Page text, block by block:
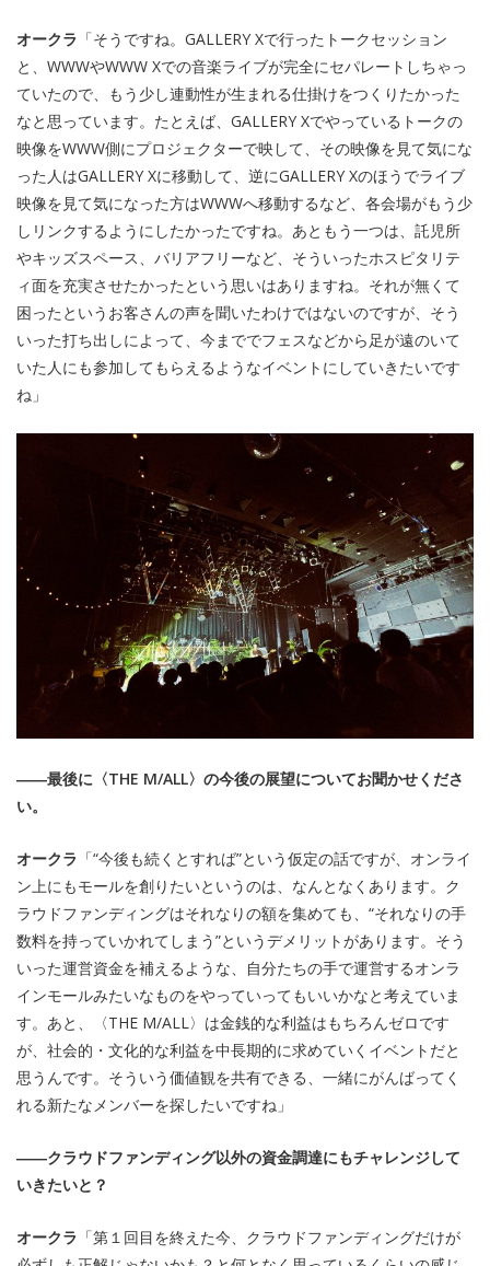
オークラ 「そうですね。GALLERY Xで行ったトークセッション
と、WWWやWWW Xでの音楽ライブが完全にセパレートしちゃっ
ていたので、もう少し連動性が生まれる仕掛けをつくりたかった
なと思っています。たとえば、GALLERY Xでやっているトークの
映像をWWW側にプロジェクターで映して、その映像を見て気にな
った人はGALLERY Xに移動して、逆にGALLERY Xのほうでライブ
映像を見て気になった方はWWWへ移動するなど、各会場がもう少
しリンクするようにしたかったですね。あともう一つは、託児所
やキッズスペース、バリアフリーなど、そういったホスピタリテ
ィ面を充実させたかったという思いはありますね。それが無くて
困ったというお客さんの声を聞いたわけではないのですが、そう
いった打ち出しによって、今まででフェスなどから足が遠のいて
いた人にも参加してもらえるようなイベントにしていきたいです
ね」
――最後に〈THE M/ALL〉の今後の展望についてお聞かせくださ
い。
オークラ 「“今後も続くとすれば”という仮定の話ですが、オンライ
ン上にもモールを創りたいというのは、なんとなくあります。ク
ラウドファンディングはそれなりの額を集めても、“それなりの手
数料を持っていかれてしまう”というデメリットがあります。そう
いった運営資金を補えるような、自分たちの手で運営するオンラ
インモールみたいなものをやっていってもいいかなと考えていま
す。あと、〈THE M/ALL〉は金銭的な利益はもちろんゼロです
が、社会的・文化的な利益を中長期的に求めていくイベントだと
思うんです。そういう価値観を共有できる、一緒にがんばってく
れる新たなメンバーを探したいですね」
――クラウドファンディング以外の資金調達にもチャレンジして
いきたいと？
オークラ 「第１回目を終えた今、クラウドファンディングだけが